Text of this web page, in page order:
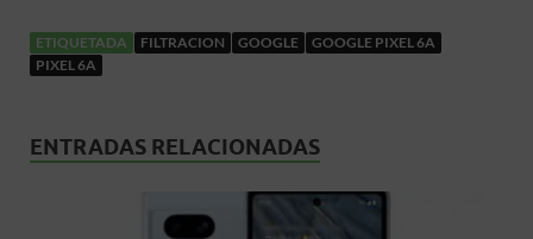
ETIQUETADA FILTRACION GOOGLE
GOOGLE PIXEL 6A
PIXEL 6A
ENTRADAS RELACIONADAS